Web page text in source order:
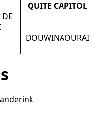
DE
QUITE CAPITOL
DOUWINAOURAI